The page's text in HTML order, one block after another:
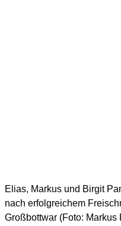
Elias, Markus und Birgit
nach erfolgreichem
Großbottwar (Foto: